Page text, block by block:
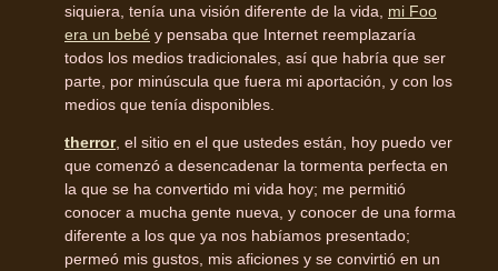
siquiera, tenía una visión diferente de la vida, mi Foo
era un bebé y pensaba que Internet reemplazaría
todos los medios tradicionales, así que habría que ser
parte, por minúscula que fuera mi aportación, y con los
medios que tenía disponibles.
therror, el sitio en el que ustedes están, hoy puedo ver
que comenzó a desencadenar la tormenta perfecta en
la que se ha convertido mi vida hoy; me permitió
conocer a mucha gente nueva, y conocer de una forma
diferente a los que ya nos habíamos presentado;
permeó mis gustos, mis aficiones y se convirtió en un